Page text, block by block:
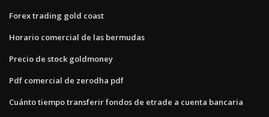
Forex trading gold coast
Horario comercial de las bermudas
Precio de stock goldmoney
Pdf comercial de zerodha pdf
Cuánto tiempo transferir fondos de etrade a cuenta bancaria